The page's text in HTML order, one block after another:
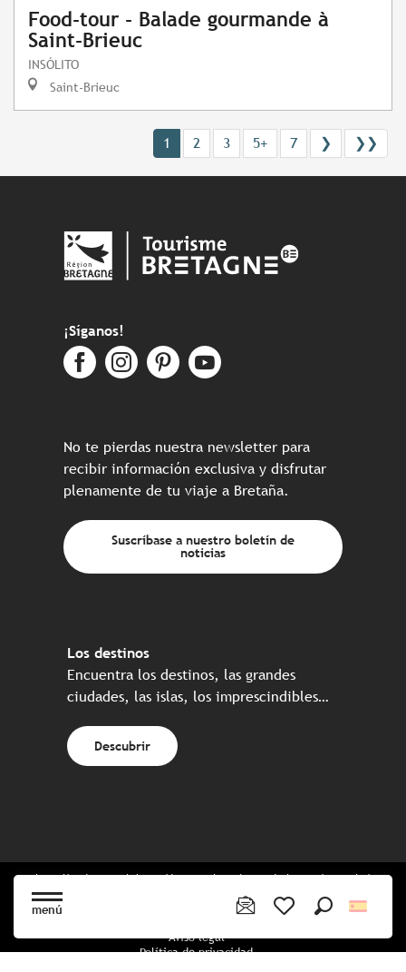
menú
Food-tour - Balade gourmande à
Saint-Brieuc
INSÓLITO
Saint-Brieuc
1 2 3 5+ 7 ❯ ❯❯
¡Síganos!
No te pierdas nuestra newsletter para
recibir información exclusiva y disfrutar
plenamente de tu viaje a Bretaña.
Suscríbase a nuestro boletín de
noticias
Los destinos
Encuentra los destinos, las grandes
ciudades, las islas, los imprescindibles…
Descubrir
Web realizada en colaboración con el conjunto de los socios turísticos
Aviso legal
Política de privacidad